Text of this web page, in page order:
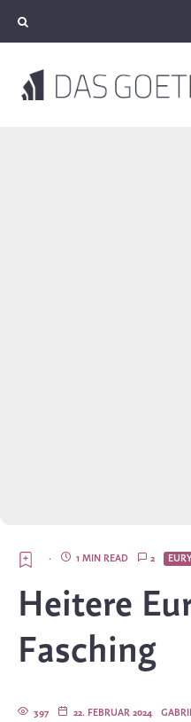
2
1 MIN READ
·
Heitere
Fasching
22. FEBRUAR 2024
397